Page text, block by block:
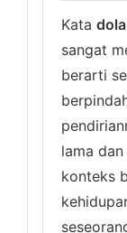
Kata
sangat
berarti
lama
konteks